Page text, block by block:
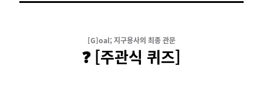
[G]oal; 지구용사의 최종 관문
❓ [주관식 퀴즈]